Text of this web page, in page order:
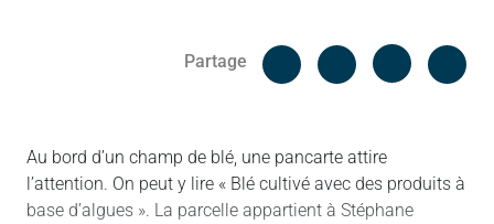
Partage
Facebook
Au bord d’un champ de blé, une pancarte attire
l’attention. On peut y lire « Blé cultivé avec des produits à
base d’algues ». La parcelle appartient à Stéphane